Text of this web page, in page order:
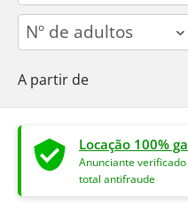
adults
A partir de
Locação 100%
Anunciante
total antifraude